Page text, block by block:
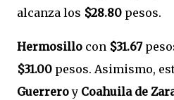
alcanza los $28.80 pesos.
Hermosillo con $31.67
$31.00 pesos. Asimismo,
Guerreroy Coahuila de